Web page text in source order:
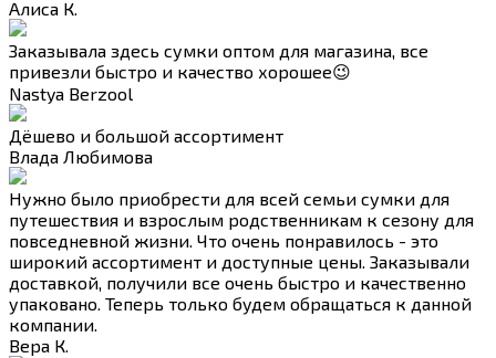
Алиса К.
Заказывала здесь сумки оптом для магазина, все
привезли быстро и качество хорошее😉
Nastya Berzool
Дёшево и большой ассортимент
Влада Любимова
Нужно было приобрести для всей семьи сумки для
путешествия и взрослым родственникам к сезону для
повседневной жизни. Что очень понравилось - это
широкий ассортимент и доступные цены. Заказывали
доставкой, получили все очень быстро и качественно
упаковано. Теперь только будем обращаться к данной
компании.
Вера К.